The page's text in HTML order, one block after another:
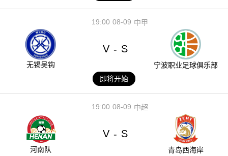
08-09
19:00 中甲
无锡吴钩
V - S
宁波职业足球俱乐部
即将开始
08-09
19:00 中超
河南队
V - S
青岛西海岸